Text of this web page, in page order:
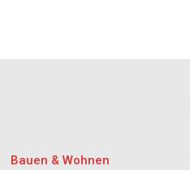
Bauen & Wohnen